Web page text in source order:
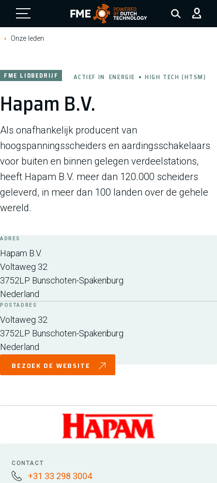
FME Logo, to the homepage
Onze leden
Hapam B.V.
FME LIDBEDRIJF ACTIEF IN ENERGIE HIGH TECH (HTSM)
Als onafhankelijk producent van
hoogspanningsscheiders en aardingsschakelaars
voor buiten en binnen gelegen verdeelstations,
heeft Hapam B.V. meer dan 120.000 scheiders
geleverd, in meer dan 100 landen over de gehele
wereld.
ADRES
Hapam B.V.
Voltaweg 32
3752LP Bunschoten-Spakenburg
Nederland
POSTADRES
Voltaweg 32
3752LP Bunschoten-Spakenburg
Nederland
BEZOEK DE WEBSITE
CONTACT
+31 33 298 3004